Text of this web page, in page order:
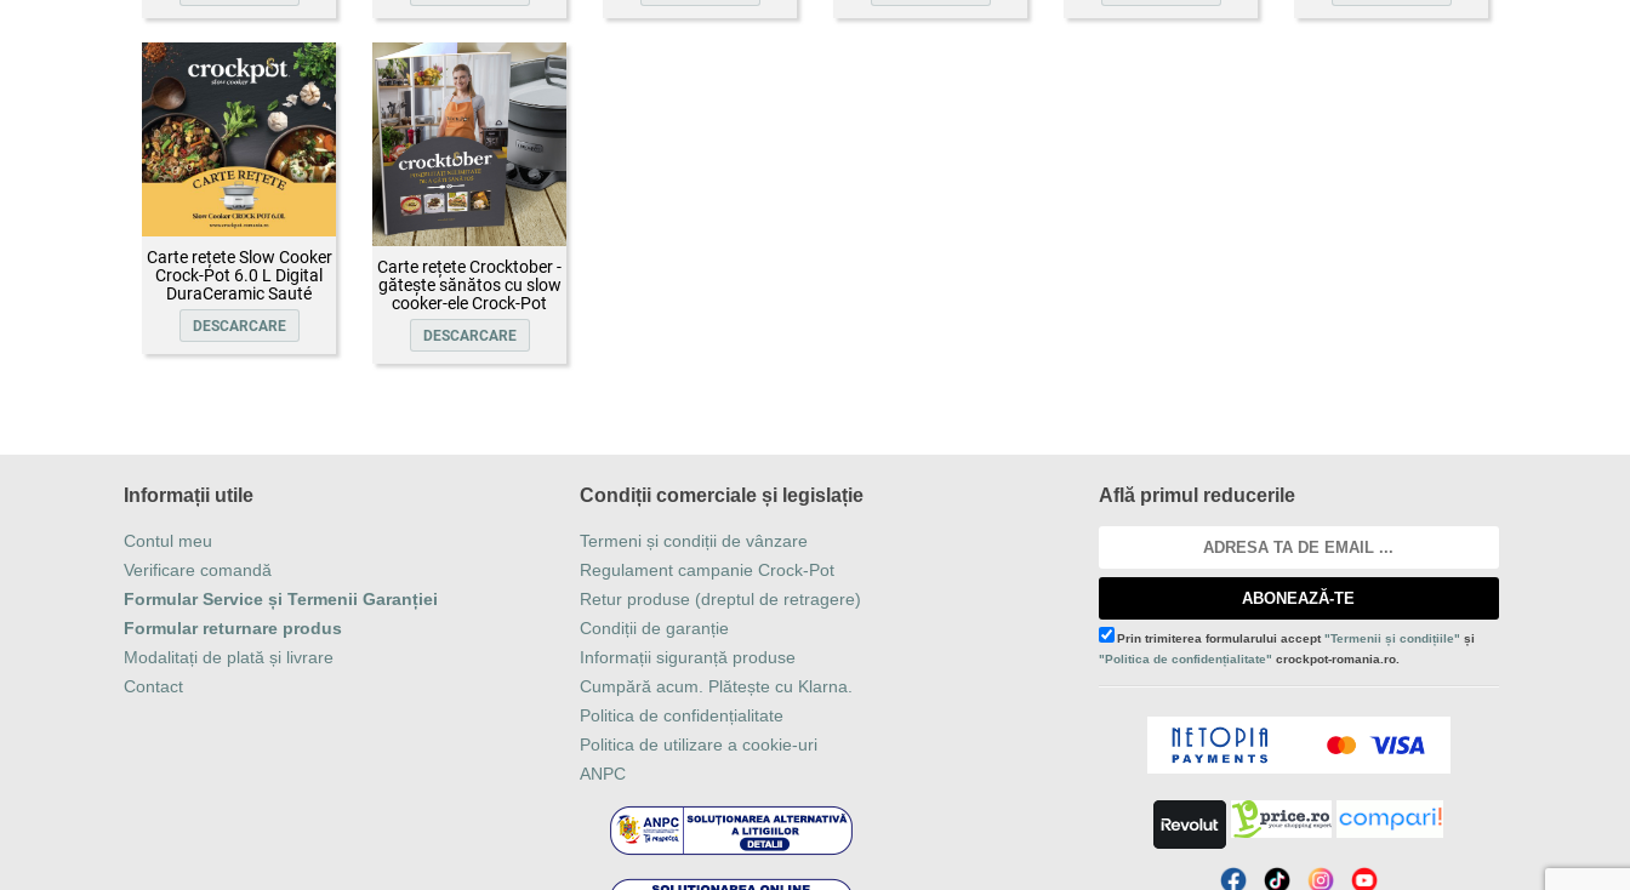
Carte rețete Slow Cooker
Crock-Pot 6.0 L Digital
DuraCeramic Sauté
DESCARCARE
Carte rețete Crocktober -
gătește sănătos cu slow
cooker-ele Crock-Pot
DESCARCARE
Informații utile
Contul meu
Verificare comandă
Formular Service și Termenii Garanției
Formular returnare produs
Modalitați de plată și livrare
Contact
Condiții comerciale și legislație
Termeni și condiții de vânzare
Regulament campanie Crock-Pot
Retur produse (dreptul de retragere)
Condiții de garanție
Informații siguranță produse
Cumpără acum. Plătește cu Klarna.
Politica de confidențialitate
Politica de utilizare a cookie-uri
ANPC
Află primul reducerile
ABONEAZĂ-TE
Prin trimiterea formularului accept"Termenii și condițiile" și
"Politica de confidențialitate" crockpot-romania.ro.